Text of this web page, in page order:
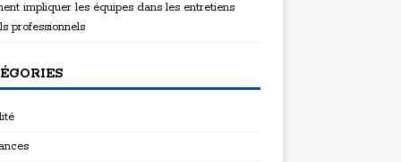
impliquer les équipes dans les entretiens
professionnels